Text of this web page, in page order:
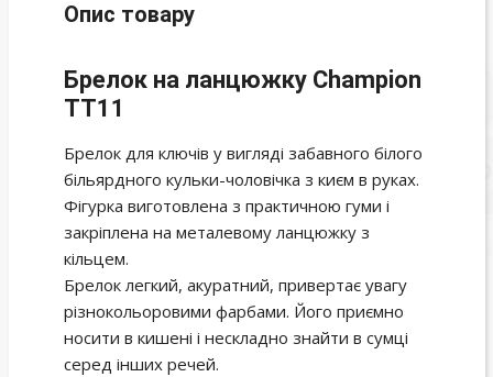
Опис товару
Брелок на ланцюжку Champion
TT11
Брелок для ключів у вигляді забавного білого
більярдного кульки-чоловічка з києм в руках.
Фігурка виготовлена з практичною гуми і
закріплена на металевому ланцюжку з
кільцем.
Брелок легкий, акуратний, привертає увагу
різнокольоровими фарбами. Його приємно
носити в кишені і нескладно знайти в сумці
серед інших речей.